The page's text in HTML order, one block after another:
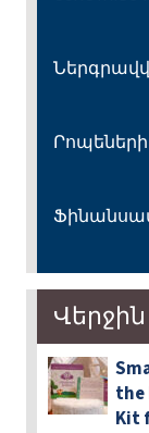
Վերջին
the
Kit